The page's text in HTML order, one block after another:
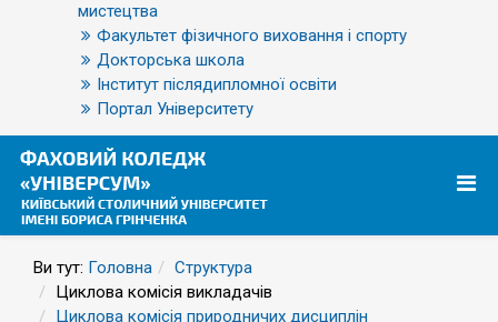
мистецтва
Факультет фізичного виховання і спорту
Докторська школа
Інститут післядипломної освіти
Портал Університету
Ви тут: Головна
Структура
Циклова комісія викладачів
Циклова комісія природничих дисциплін